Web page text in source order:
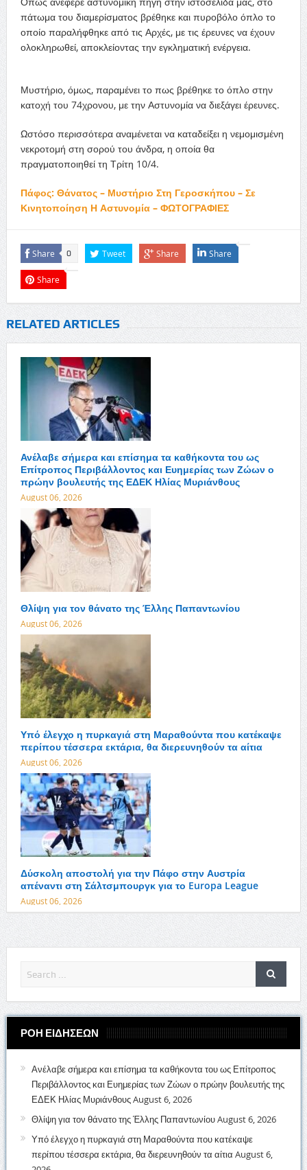
πάτωμα του διαμερίσματος βρέθηκε και πυροβόλο όπλο το
οποίο παραλήφθηκε από τις Αρχές, με τις έρευνες να έχουν
ολοκληρωθεί, αποκλείοντας την εγκληματική ενέργεια.
Μυστήριο, όμως, παραμένει το πως βρέθηκε το όπλο στην
κατοχή του 74χρονου, με την Αστυνομία να διεξάγει έρευνες.
Ωστόσο περισσότερα αναμένεται να καταδείξει η νεμομισμένη
νεκροτομή στη σορού του άνδρα, η οποία θα
πραγματοποιηθεί τη Τρίτη 10/4.
Πάφος: Θάνατος – Μυστήριο Στη Γεροσκήπου – Σε
Κινητοποίηση Η Αστυνομία – ΦΩΤΟΓΡΑΦΙΕΣ
Share 0 Tweet Share Share
Share
RELATED ARTICLES
Ανέλαβε σήμερα και επίσημα τα καθήκοντα του ως
Επίτροπος Περιβάλλοντος και Ευημερίας των Ζώων ο
πρώην βουλευτής της ΕΔΕΚ Ηλίας Μυριάνθους
August 06, 2026
Θλίψη για τον θάνατο της Έλλης Παπαντωνίου
August 06, 2026
Υπό έλεγχο η πυρκαγιά στη Μαραθούντα που κατέκαψε
περίπου τέσσερα εκτάρια, θα διερευνηθούν τα αίτια
August 06, 2026
Δύσκολη αποστολή για την Πάφο στην Αυστρία
απέναντι στη Σάλτσμπουργκ για το Europa League
August 06, 2026
ΡΟΗ ΕΙΔΗΣΕΩΝ
Ανέλαβε σήμερα και επίσημα τα καθήκοντα του ως Επίτροπος
Περιβάλλοντος και Ευημερίας των Ζώων ο πρώην βουλευτής της
ΕΔΕΚ Ηλίας ΜυριάνθουςAugust 6, 2026
Θλίψη για τον θάνατο της Έλλης ΠαπαντωνίουAugust 6, 2026
Υπό έλεγχο η πυρκαγιά στη Μαραθούντα που κατέκαψε
περίπου τέσσερα εκτάρια, θα διερευνηθούν τα αίτια August 6,